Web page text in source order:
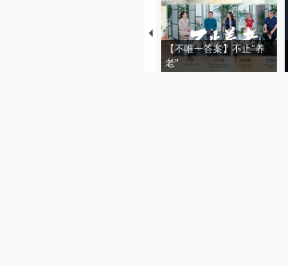
【不唯一答案】不止“养
老”